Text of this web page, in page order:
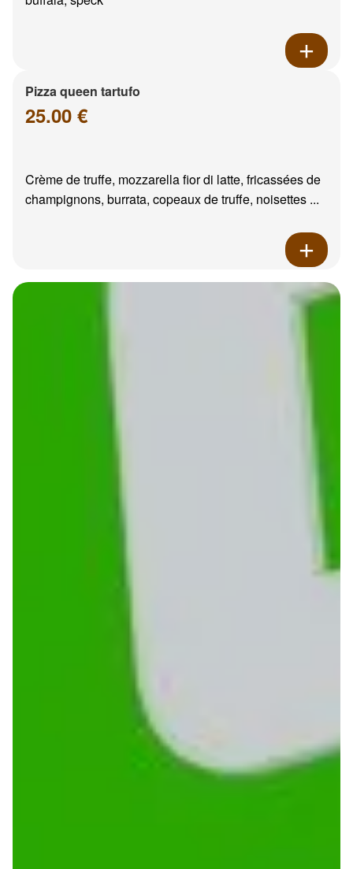
Pizza queen tartufo
25.00 €
Crème de truffe, mozzarella fior di latte, fricassées de
champignons, burrata, copeaux de truffe, noisettes ...